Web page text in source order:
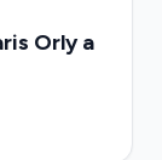
Orly a